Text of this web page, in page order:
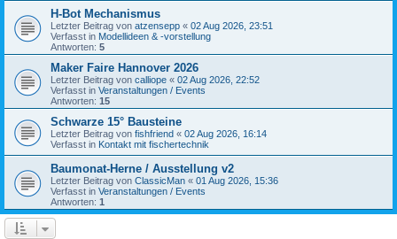
H-Bot Mechanismus
Letzter Beitrag von atzensepp « 02 Aug 2026, 23:51
Verfasst in Modellideen & -vorstellung
Antworten: 5
Maker Faire Hannover 2026
Letzter Beitrag von calliope « 02 Aug 2026, 22:52
Verfasst in Veranstaltungen / Events
Antworten: 15
Schwarze 15° Bausteine
Letzter Beitrag von fishfriend « 02 Aug 2026, 16:14
Verfasst in Kontakt mit fischertechnik
Baumonat-Herne / Ausstellung v2
Letzter Beitrag von ClassicMan « 01 Aug 2026, 15:36
Verfasst in Veranstaltungen / Events
Antworten: 1